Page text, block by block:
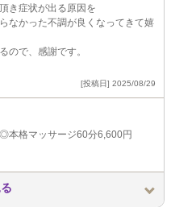
き症状が出る原因を
なかった不調が良くなってきて嬉
ので、感謝です。
[投稿日] 2025/08/29
本格マッサージ60分6,600円